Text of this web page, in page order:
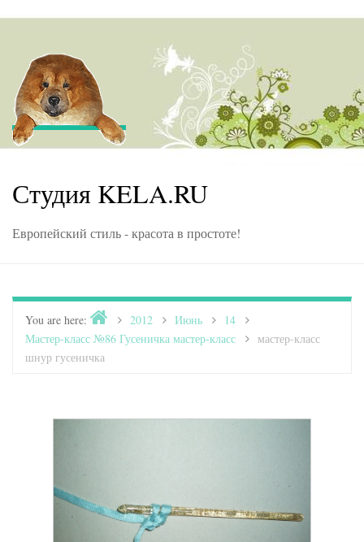
Студия KELA.RU
Европейский стиль - красота в простоте!
You are here: Home2012 Июнь 14
Мастер-класс №86 Гусеничка мастер-класс
мастер-класс
шнур гусеничка